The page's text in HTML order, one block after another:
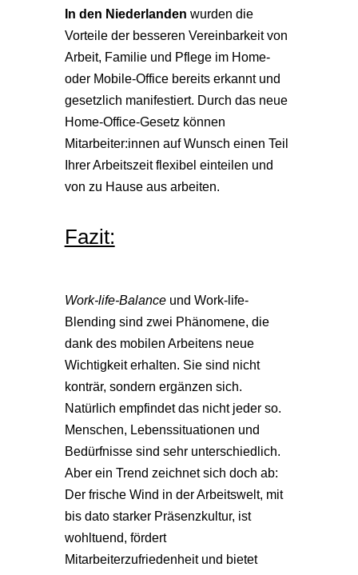
In den Niederlanden wurden die
Vorteile der besseren Vereinbarkeit von
Arbeit, Familie und Pflege im Home-
oder Mobile-Office bereits erkannt und
gesetzlich manifestiert. Durch das neue
Home-Office-Gesetz können
Mitarbeiter:innen auf Wunsch einen Teil
Ihrer Arbeitszeit flexibel einteilen und
von zu Hause aus arbeiten.
Fazit:
Work-life-Balanceund Work-life-
Blending sind zwei Phänomene, die
dank des mobilen Arbeitens neue
Wichtigkeit erhalten. Sie sind nicht
konträr, sondern ergänzen sich.
Natürlich empfindet das nicht jeder so.
Menschen, Lebenssituationen und
Bedürfnisse sind sehr unterschiedlich.
Aber ein Trend zeichnet sich doch ab:
Der frische Wind in der Arbeitswelt, mit
bis dato starker Präsenzkultur, ist
wohltuend, fördert
Mitarbeiterzufriedenheit und bietet